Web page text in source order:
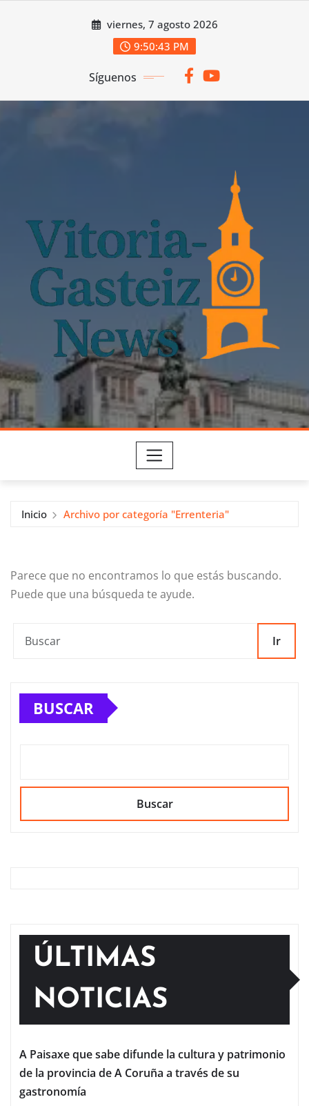
viernes, 7 agosto 2026
9:50:44 PM
Síguenos
Inicio Archivo por categoría "Errenteria"
Parece que no encontramos lo que estás buscando.
Puede que una búsqueda te ayude.
Ir
BUSCAR
Buscar
ÚLTIMAS
NOTICIAS
A Paisaxe que sabe difunde la cultura y patrimonio
de la provincia de A Coruña a través de su
gastronomía